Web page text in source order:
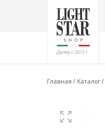
Главная Каталог